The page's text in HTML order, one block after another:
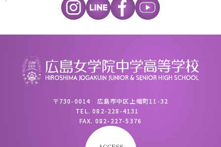
〒730-0014 広島市中区上幟町11-32
TEL.082-228-4131
FAX. 082-227-5376